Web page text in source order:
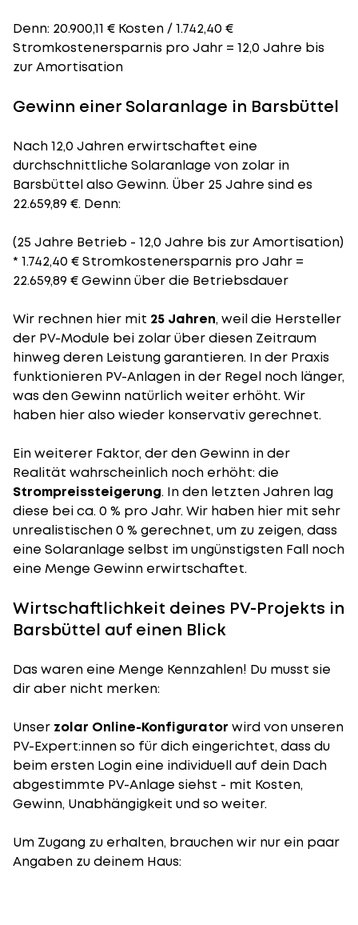
Denn: 20.900,11 € Kosten / 1.742,40 €
Stromkostenersparnis pro Jahr = 12,0 Jahre bis
zur Amortisation
Gewinn einer Solaranlage in Barsbüttel
Nach 12,0 Jahren erwirtschaftet eine
durchschnittliche Solaranlage von zolar in
Barsbüttel also Gewinn. Über 25 Jahre sind es
22.659,89 €. Denn:
(25 Jahre Betrieb - 12,0 Jahre bis zur Amortisation)
* 1.742,40 € Stromkostenersparnis pro Jahr =
22.659,89 € Gewinn über die Betriebsdauer
Wir rechnen hier mit 25 Jahren, weil die Hersteller
der PV-Module bei zolar über diesen Zeitraum
hinweg deren Leistung garantieren. In der Praxis
funktionieren PV-Anlagen in der Regel noch länger,
was den Gewinn natürlich weiter erhöht. Wir
haben hier also wieder konservativ gerechnet.
Ein weiterer Faktor, der den Gewinn in der
Realität wahrscheinlich noch erhöht: die
Strompreissteigerung. In den letzten Jahren lag
diese bei ca. 0 % pro Jahr. Wir haben hier mit sehr
unrealistischen 0 % gerechnet, um zu zeigen, dass
eine Solaranlage selbst im ungünstigsten Fall noch
eine Menge Gewinn erwirtschaftet.
Wirtschaftlichkeit deines PV-Projekts in
Barsbüttel auf einen Blick
Das waren eine Menge Kennzahlen! Du musst sie
dir aber nicht merken:
Unser zolar Online-Konfigurator wird von unseren
PV-Expert:innen so für dich eingerichtet, dass du
beim ersten Login eine individuell auf dein Dach
abgestimmte PV-Anlage siehst - mit Kosten,
Gewinn, Unabhängigkeit und so weiter.
Um Zugang zu erhalten, brauchen wir nur ein paar
Angaben zu deinem Haus: